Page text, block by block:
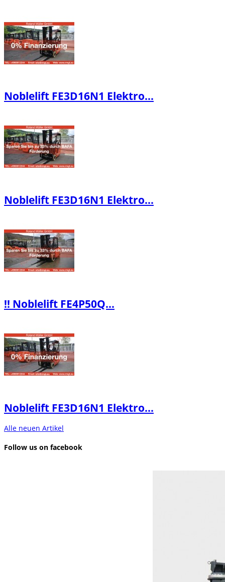
Noblelift FE3D16N1 Elektro...
Noblelift FE3D16N1 Elektro...
‼️ Noblelift FE4P50Q...
Noblelift FE3D16N1 Elektro...
Alle neuen Artikel
Follow us on facebook